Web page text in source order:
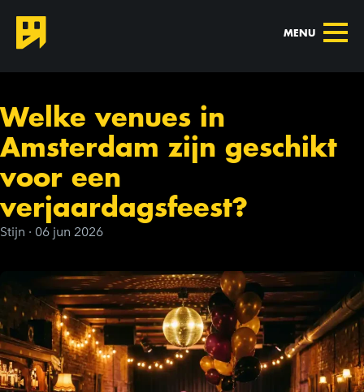
MENU
Welke venues in
Amsterdam zijn geschikt
voor een
verjaardagsfeest?
Stijn · 06 jun 2026